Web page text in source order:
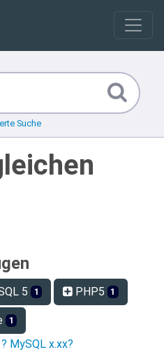
Suche
5 1 PHP5 1
1
MySQL x.xx?